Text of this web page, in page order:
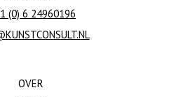
(0) 6 24960196
OVER